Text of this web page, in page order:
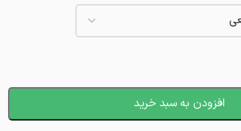
افزودن به سبد خرید